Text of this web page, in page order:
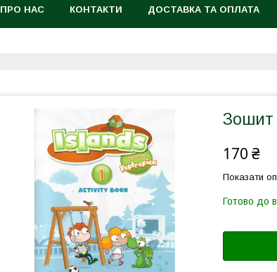
ПРО НАС КОНТАКТИ ДОСТАВКА ТА ОПЛАТА
Зошит
170 ₴
Показати
Готово до